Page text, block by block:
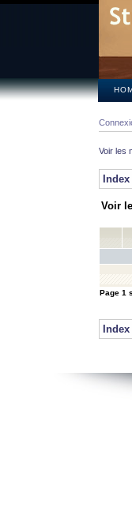
Voir les
Voir
Page 1